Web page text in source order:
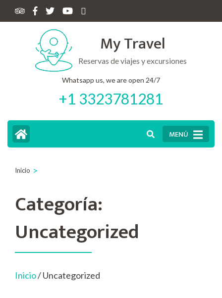
My Travel
Reservas de viajes y excursiones
Whatsapp us, we are open 24/7
+1 3323781281
MENÚ
Inicio >
Categoría:
Uncategorized
Inicio/ Uncategorized